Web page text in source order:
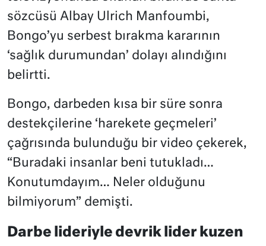
sözcüsü Albay Ulrich Manfoumbi,
Bongo’yu serbest bırakma kararının
‘sağlık durumundan’ dolayı alındığını
belirtti.
Bongo, darbeden kısa bir süre sonra
destekçilerine ‘harekete geçmeleri’
çağrısında bulunduğu bir video çekerek,
“Buradaki insanlar beni tutukladı…
Konutumdayım… Neler olduğunu
bilmiyorum” demişti.
Darbe lideriyle devrik lider kuzen